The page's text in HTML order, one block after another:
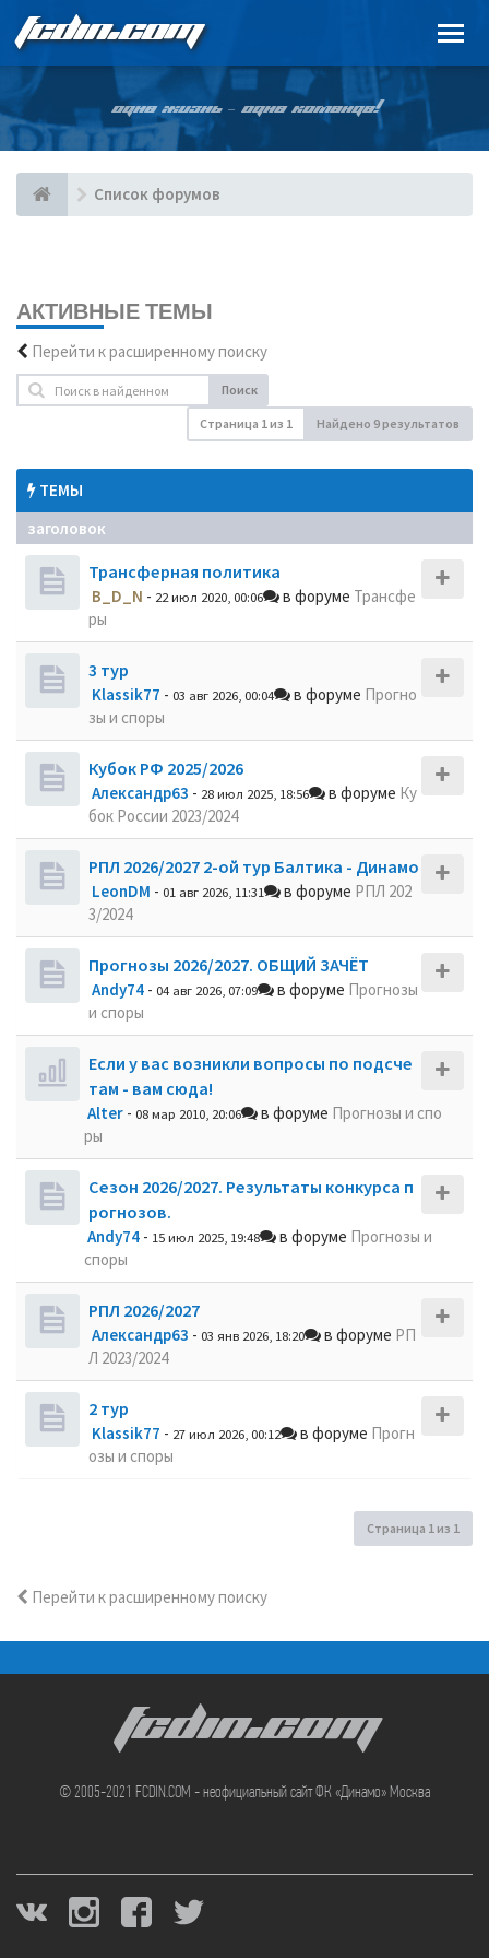
FCDIN.COM
ОДНА ЖИЗНЬ – ОДНА КОМАНДА!
Список форумов
АКТИВНЫЕ ТЕМЫ
Перейти к расширенному поиску
Поиск
Страница 1из 1 Найдено 9 результатов
ТЕМЫ
заголовок
Трансферная политика
B_D_N - 22 июл 2020, 00:06 в форуме Трансфе
ры
3 тур
Klassik77 - 03 авг 2026, 00:04 в форуме Прогно
зы и споры
Кубок РФ 2025/2026
Александр63 - 28 июл 2025, 18:56 в форуме Ку
бок России 2023/2024
РПЛ 2026/2027 2-ой тур Балтика - Динамо
LeonDM - 01 авг 2026, 11:31 в форуме РПЛ 202
3/2024
Прогнозы 2026/2027. ОБЩИЙ ЗАЧЁТ
Andy74 - 04 авг 2026, 07:09 в форуме Прогнозы
и споры
Если у вас возникли вопросы по подсче
там - вам сюда!
Alter - 08 мар 2010, 20:06 в форуме Прогнозы и спо
ры
Сезон 2026/2027. Результаты конкурса п
рогнозов.
Andy74 - 15 июл 2025, 19:48 в форуме Прогнозы и
споры
РПЛ 2026/2027
Александр63 - 03 янв 2026, 18:20 в форуме РП
Л 2023/2024
2 тур
Klassik77 - 27 июл 2026, 00:12 в форуме Прогн
озы и споры
Страница 1из 1
Перейти к расширенному поиску
FCDIN.COM
© 2005-2021 FCDIN.COM - неофициальный сайт ФК «Динамо» Москва